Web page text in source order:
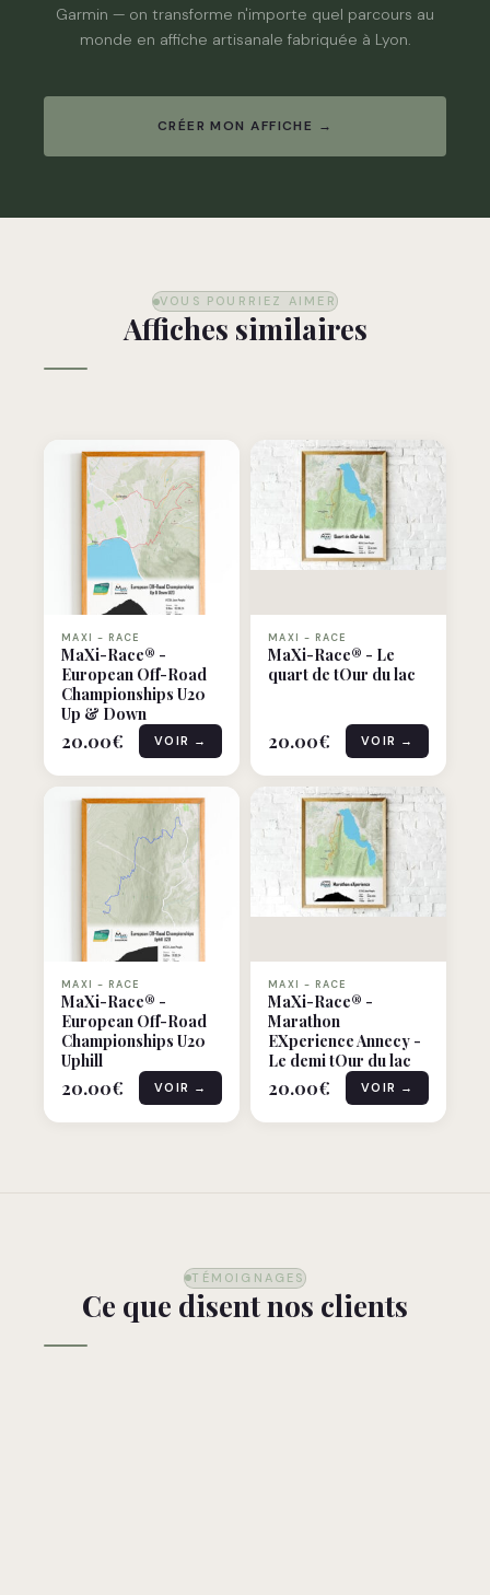
Garmin — on transforme n'importe quel parcours au
monde en affiche artisanale fabriquée à Lyon.
CRÉER MON AFFICHE →
VOUS POURRIEZ AIMER
Affiches similaires
MAXI - RACE
MaXi-Race® -
European Off-Road
Championships U20
Up & Down
20.00€ VOIR →
MAXI - RACE
MaXi-Race® - Le
quart de tOur du lac
20.00€ VOIR →
MAXI - RACE
MaXi-Race® -
European Off-Road
Championships U20
Uphill
20.00€ VOIR →
MAXI - RACE
MaXi-Race® -
Marathon
EXperience Annecy -
Le demi tOur du lac
20.00€ VOIR →
TÉMOIGNAGES
Ce que disent nos clients